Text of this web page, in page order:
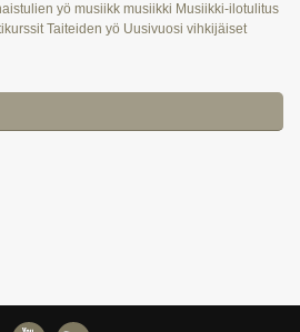
yö musiikk musiikki Musiikki-ilotulitus
Taiteiden yö Uusivuosi vihkijäiset